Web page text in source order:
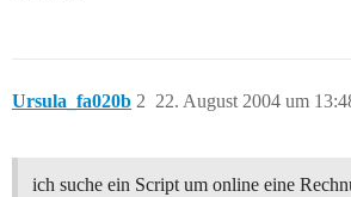
Ursula_fa020b 22. August 2004 um
2
ich suche ein Script um online eine